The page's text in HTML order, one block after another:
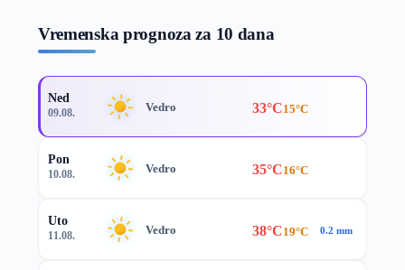
Vremenska prognoza za 10 dana
Ned
09.08. Vedro 33°C15°C
Pon
10.08. Vedro 35°C16°C
Uto
11.08. Vedro 38°C19°C 0.2 mm